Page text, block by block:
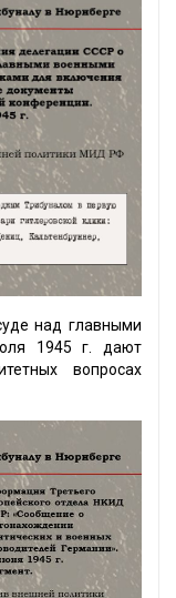
над главными
1945 г. дают
вопросах